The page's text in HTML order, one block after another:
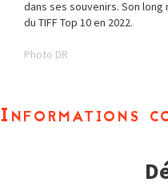
dans ses souvenirs. Son long
du TIFF Top 10 en 2022.
Photo DR
Informations